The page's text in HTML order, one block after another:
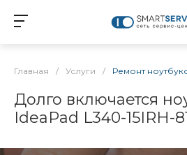
Главная / Услуги / Ремонт
Долго включается
IdeaPad L340-15IRH-